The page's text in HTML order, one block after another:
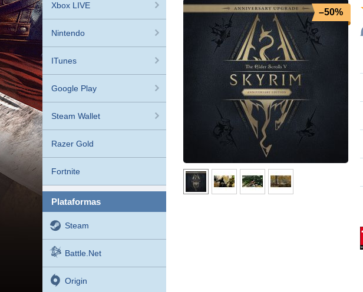
Xbox LIVE
Nintendo
ITunes
Google Play
Steam Wallet
Razer Gold
Fortnite
plataformas
Steam
Battle.net
Origin
–50%